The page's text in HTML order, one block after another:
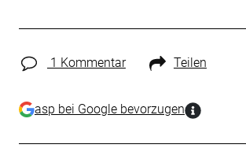
1 Kommentar Teilen
asp bei Google bevorzugen